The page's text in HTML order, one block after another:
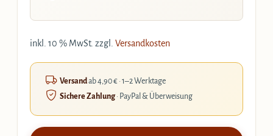
inkl. 10 % MwSt. zzgl. Versandkosten
Versandab 4,90 € · 1–2 Werktage
Sichere Zahlung· PayPal & Überweisung